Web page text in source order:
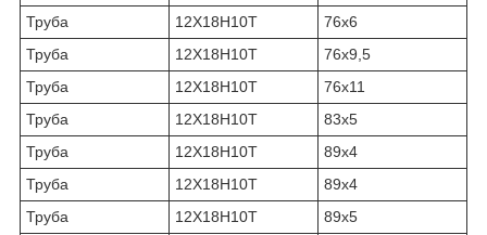
Труба
12Х18Н10Т
76х6
Труба
12Х18Н10Т
76х9,5
Труба
12Х18Н10Т
76х11
Труба
12Х18Н10Т
83х5
Труба
12Х18Н10Т
89х4
Труба
12Х18Н10Т
89х4
Труба
12Х18Н10Т 89х5